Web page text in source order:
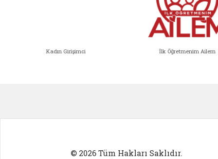
Kadın Girişimci İlk Öğretmenim Ailem
© 2026 Tüm Hakları Saklıdır.